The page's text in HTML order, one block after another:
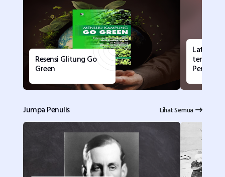
Resensi Glitung Go
Green
Latar
tentang
Jumpa Penulis Lihat Semua